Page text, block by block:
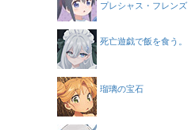
プレシャス・フレンズ
死亡遊戯で飯を食う。
瑠璃の宝石